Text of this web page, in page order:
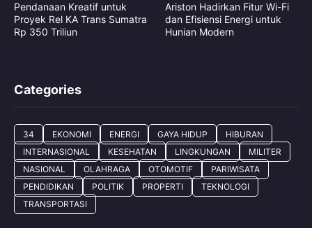
Pendanaan Kreatif untuk
Proyek Rel KA Trans Sumatra
Rp 350 Triliun
Ariston Hadirkan Fitur Wi-Fi
dan Efisiensi Energi untuk
Hunian Modern
Categories
34 EKONOMI ENERGI GAYA HIDUP
HIBURAN
INTERNASIONAL
KESEHATAN LINGKUNGAN
MILITER
NASIONAL
OLAHRAGA OTOMOTIF
PARIWISATA
PENDIDIKAN
POLITIK PROPERTI
TEKNOLOGI
TRANSPORTASI